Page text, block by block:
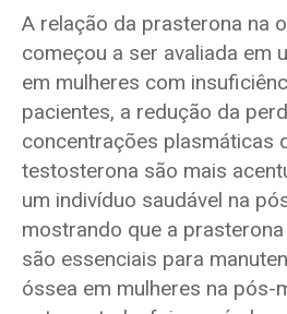
A relação da prasterona na
começou a ser avaliada em
em mulheres com
pacientes, a redução da
concentrações plasmáticas
testosterona são mais
um indivíduo saudável na
mostrando que a
são essenciais para
óssea em mulheres na pós-